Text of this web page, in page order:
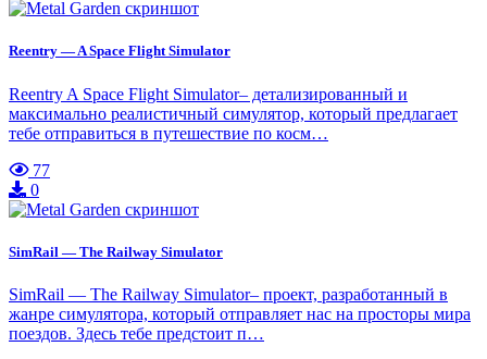
Reentry — A Space Flight Simulator
Reentry A Space Flight Simulator– детализированный и
максимально реалистичный симулятор, который предлагает
тебе отправиться в путешествие по косм…
77
0
SimRail — The Railway Simulator
SimRail — The Railway Simulator– проект, разработанный в
жанре симулятора, который отправляет нас на просторы мира
поездов. Здесь тебе предстоит п…